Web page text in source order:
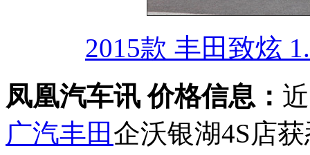
2015款 丰田致炫
凤凰汽车讯 价格信息：
广汽丰田 企沃银湖4S店